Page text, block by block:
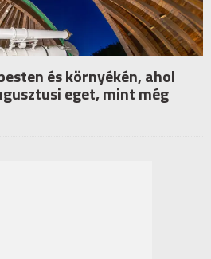
és környékén, ahol
eget, mint még